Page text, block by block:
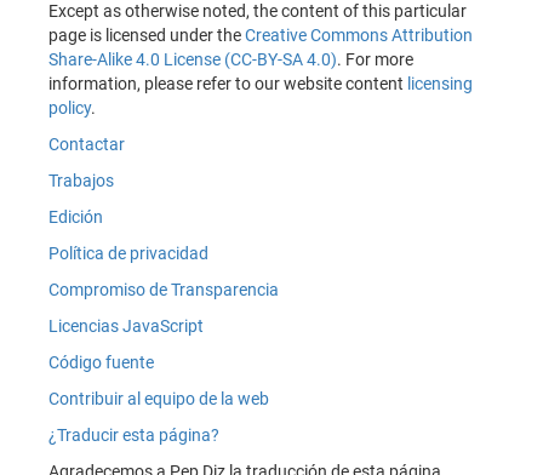
Except as otherwise noted, the content of this particular
page is licensed under theCreative Commons Attribution
Share-Alike 4.0 License (CC-BY-SA 4.0). For more
information, please refer to our website content licensing
policy.
Contactar
Trabajos
Edición
Política de privacidad
Compromiso de Transparencia
Licencias JavaScript
Código fuente
Contribuir al equipo de la web
¿Traducir esta página?